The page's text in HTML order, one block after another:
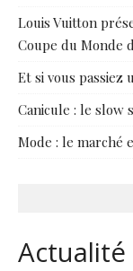
Louis Vuitton
Coupe du Monde
Et si vous passiez
Canicule : le slow
Mode : le marché
Actualité